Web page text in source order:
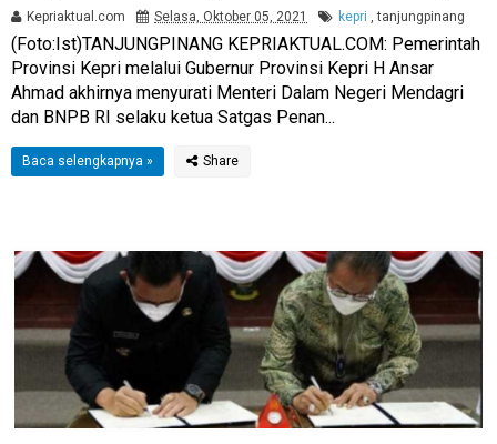
Kepriaktual.com Selasa, Oktober 05, 2021 kepri tanjungpinang
(Foto:Ist)TANJUNGPINANG KEPRIAKTUAL.COM: Pemerintah
Provinsi Kepri melalui Gubernur Provinsi Kepri H Ansar
Ahmad akhirnya menyurati Menteri Dalam Negeri Mendagri
dan BNPB RI selaku ketua Satgas Penan...
Baca selengkapnya »